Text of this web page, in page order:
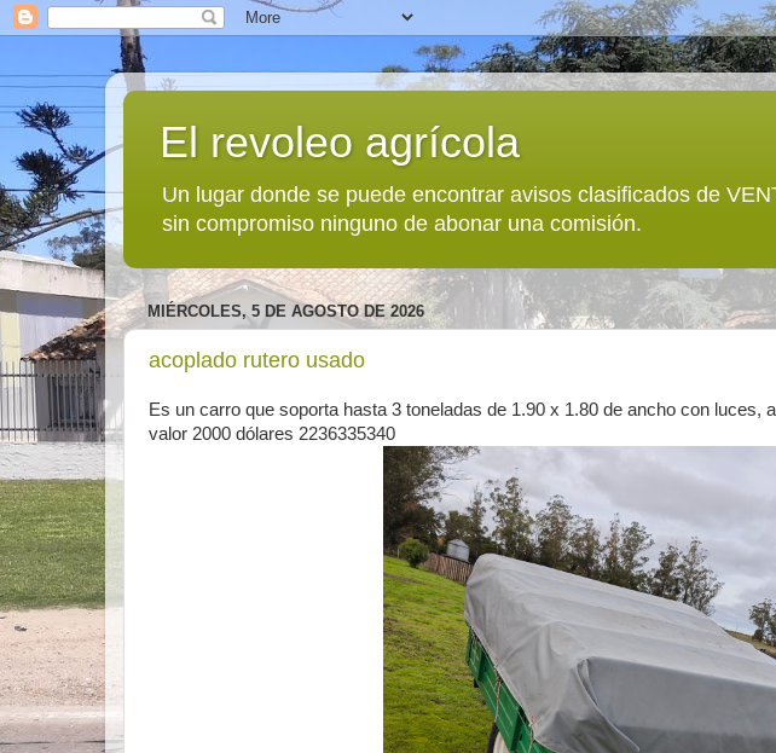
El revoleo agrícola
Un lugar donde se puede encontrar avisos clasificados de
sin compromiso ninguno de abonar una comisión.
MIÉRCOLES, 5 DE AGOSTO DE 2026
acoplado rutero usado
Es un carro que soporta hasta 3 toneladas de 1.90 x 1.80 de ancho con luces,
valor 2000 dólares 2236335340